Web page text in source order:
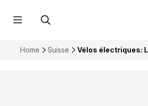
Home Suisse Vélos électriques: